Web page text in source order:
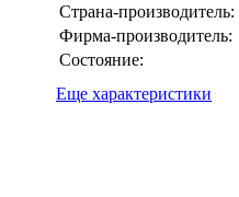
Страна-производитель:
Фирма-производитель:
Состояние:
Еще характеристики